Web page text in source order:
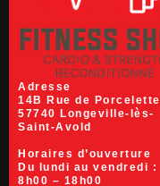
Adresse
14B Rue de Porcelette
57740 Longeville-lès-
Saint-Avold
Horaires d’ouverture
Du lundi au vendredi :
8h00 – 18h00